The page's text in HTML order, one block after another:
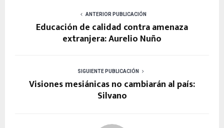
ANTERIOR PUBLICACIÓN
Educación de calidad contra amenaza
extranjera: Aurelio Nuño
SIGUIENTE PUBLICACIÓN
Visiones mesiánicas no cambiarán al país:
Silvano